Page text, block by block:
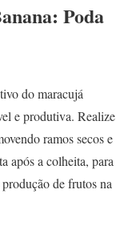
Poda
do maracujá
e produtiva. Realize
ramos secos e
após a colheita, para
de frutos na